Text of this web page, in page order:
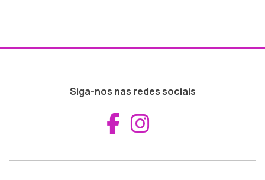
Siga-nos nas redes sociais
Aceder ao